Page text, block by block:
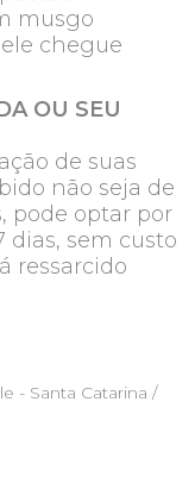
musgo
chegue
OU SEU
de suas
não seja de
pode optar por
dias, sem custo
ressarcido
- Santa Catarina /